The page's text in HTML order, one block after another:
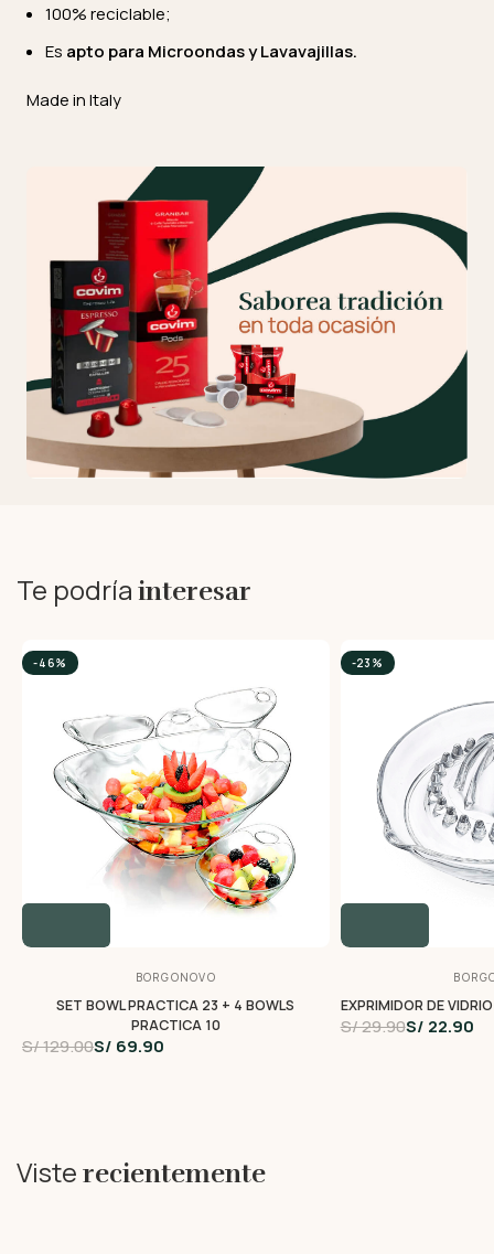
100% reciclable;
Es apto para Microondas y Lavavajillas.
Made in Italy
Te podría interesar
-46%
BORGONOVO
SET BOWL PRACTICA 23 + 4 BOWLS
PRACTICA 10
S/ 129.00S/ 69.90
-23%
EXPRIMIDOR DE VIDRIO
S/ 29.90S/ 22.90
Viste recientemente